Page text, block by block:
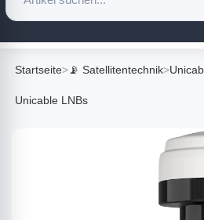
Startseite>📡 Satellitentechnik>
Unicable LNBs